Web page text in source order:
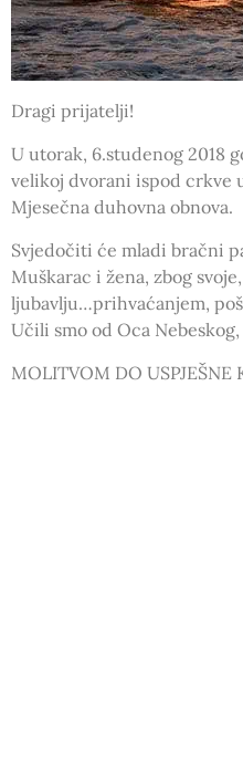
Dragi prijatelji!
U utorak, 6.studenog 2018
velikoj dvorani ispod crkve
Mjesečna duhovna obnova.
Svjedočiti će mladi bračni
Muškarac i žena, zbog
ljubavlju…prihvaćanjem,
Učili smo od Oca
MOLITVOM DO USPJEŠNE